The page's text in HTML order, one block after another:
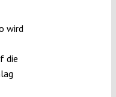
wird
die